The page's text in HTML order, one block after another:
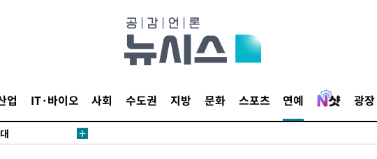
업 IT·바이오 사회 수도권 지방 문화 스포츠 연예 광장
난실
발